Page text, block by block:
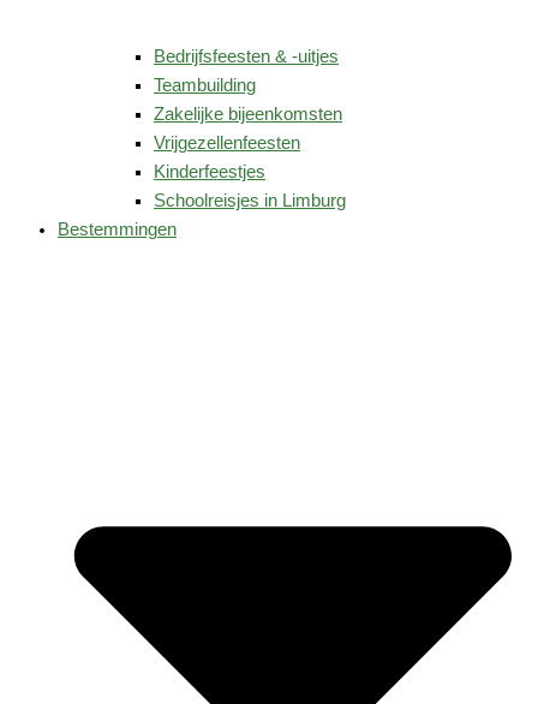
Bedrijfsfeesten & -uitjes
Teambuilding
Zakelijke bijeenkomsten
Vrijgezellenfeesten
Kinderfeestjes
Schoolreisjes in Limburg
Bestemmingen